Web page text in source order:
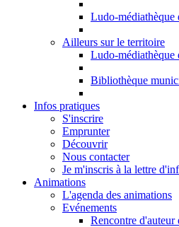
Ludo-médiathèque
Ailleurs sur le territoire
Ludo-médiathèque
Bibliothèque
Infos pratiques
S'inscrire
Emprunter
Découvrir
Nous contacter
Je m'inscris à la lettre
Animations
L'agenda des animations
Evénements
Rencontre d'auteur